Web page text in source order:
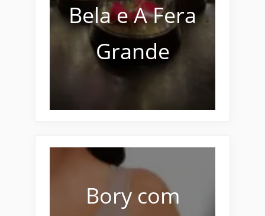
Bela e A Fera
Grande
Bory com